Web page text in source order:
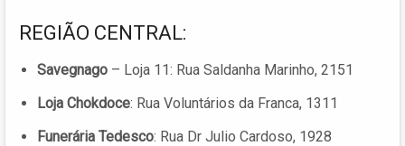
REGIÃO CENTRAL:
Savegnago – Loja 11: Rua Saldanha Marinho, 2151
Loja Chokdoce: Rua Voluntários da Franca, 1311
Funerária Tedesco: Rua Dr Julio Cardoso, 1928